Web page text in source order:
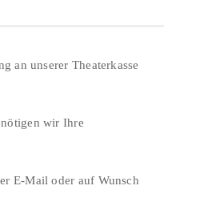
an unserer Theaterkasse
wir Ihre
E-Mail oder auf Wunsch